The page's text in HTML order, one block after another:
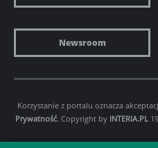
Newsroom
Korzystanie z portalu oznacza
Prywatność. Copyright by INTERIA.PL